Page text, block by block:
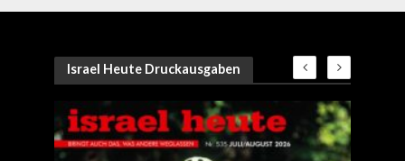
Israel Heute Druckausgaben